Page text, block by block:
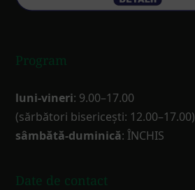
Program
luni-vineri: 9.00–17.00
(sărbători bisericești: 12.00–17.00)
sâmbătă-duminică: ÎNCHIS
Date de contact